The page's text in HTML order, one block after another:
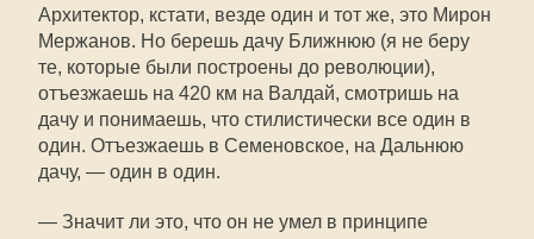
Архитектор, кстати, везде один и тот же, это Мирон
Мержанов. Но берешь дачу Ближнюю (я не беру
те, которые были построены до революции),
отъезжаешь на 420 км на Валдай, смотришь на
дачу и понимаешь, что стилистически все один в
один. Отъезжаешь в Семеновское, на Дальнюю
дачу, — один в один.
— Значит ли это, что он не умел в принципе